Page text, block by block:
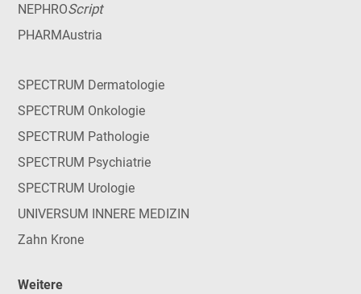
NEPHROScript
PHARMAustria
SPECTRUM Dermatologie
SPECTRUM Onkologie
SPECTRUM Pathologie
SPECTRUM Psychiatrie
SPECTRUM Urologie
UNIVERSUM INNERE MEDIZIN
Zahn Krone
Weitere